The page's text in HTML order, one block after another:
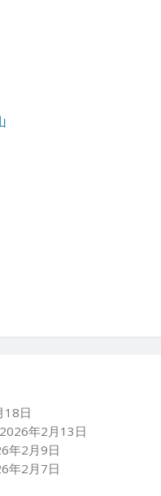
18日
2026年2月13日
年2月9日
年2月7日